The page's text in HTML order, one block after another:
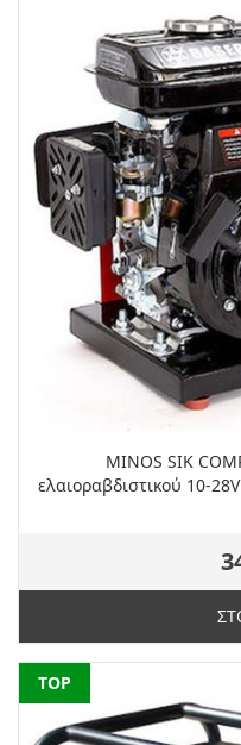
MINOS SIK
ελαιοραβδιστικού 10-
NEW
TOP